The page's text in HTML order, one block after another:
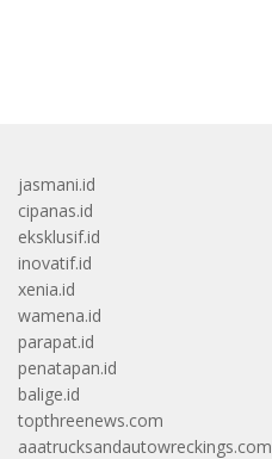
jasmani.id
cipanas.id
eksklusif.id
inovatif.id
xenia.id
wamena.id
parapat.id
penatapan.id
balige.id
topthreenews.com
aaatrucksandautowreckings.com